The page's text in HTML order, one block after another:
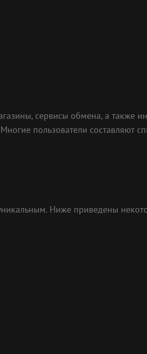
сервисы обмена, а также
пользователи составляют
Ниже приведены